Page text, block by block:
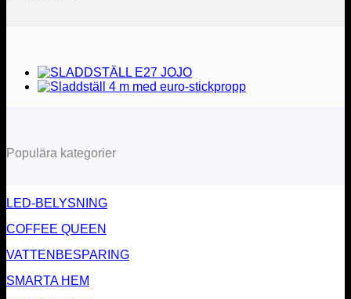
Populära kategorier
LED-BELYSNING
COFFEE QUEEN
VATTENBESPARING
SMARTA HEM